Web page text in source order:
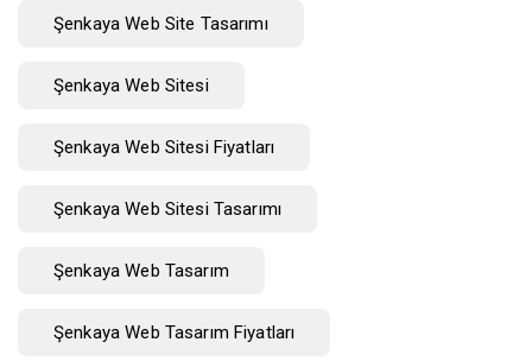
Şenkaya Web Site Tasarımı
Şenkaya Web Sitesi
Şenkaya Web Sitesi Fiyatları
Şenkaya Web Sitesi Tasarımı
Şenkaya Web Tasarım
Şenkaya Web Tasarım Fiyatları